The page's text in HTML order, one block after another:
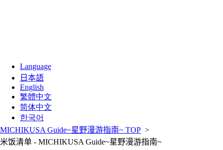
Language
日本語
English
繁體中文
简体中文
한국어
MICHIKUSA Guide~星野漫游指南~ TOP >
米饭清单 - MICHIKUSA Guide~星野漫游指南~